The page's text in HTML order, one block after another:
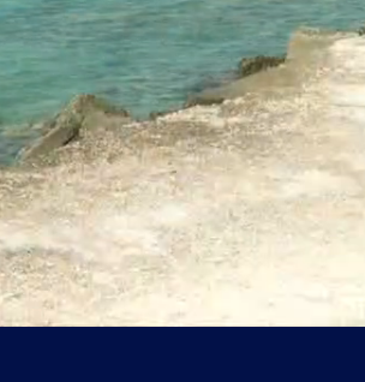
...πληκτρολογήστε κείμενο προς αναζήτηση